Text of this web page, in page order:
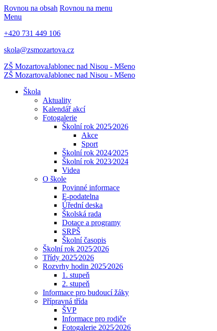
Rovnou na obsah Rovnou na menu
Menu
+420 731 449 106
skola@zsmozartova.cz
ZŠ MozartovaJablonec nad Nisou - Mšeno
ZŠ MozartovaJablonec nad Nisou - Mšeno
Škola
Aktuality
Kalendář akcí
Fotogalerie
Školní rok 2025⁄2026
Akce
Sport
Školní rok 2024⁄2025
Školní rok 2023⁄2024
Videa
O škole
Povinné informace
E-podatelna
Úřední deska
Školská rada
Dotace a programy
SRPŠ
Školní časopis
Školní rok 2025⁄2026
Třídy 2025⁄2026
Rozvrhy hodin 2025⁄2026
1. stupeň
2. stupeň
Informace pro budoucí žáky
Přípravná třída
ŠVP
Informace pro rodiče
Fotogalerie 2025⁄2026